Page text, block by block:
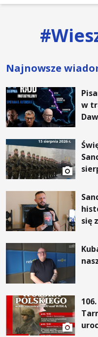
#
Najnowsze
w
się